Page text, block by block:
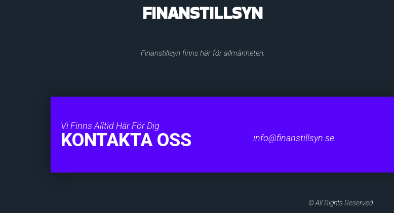
FINANSTILLSYN
Finanstillsyn finns här för allmänheten.
Vi Finns Alltid Här För Dig
KONTAKTA OSS info@finanstillsyn.se
© All Rights Reserved